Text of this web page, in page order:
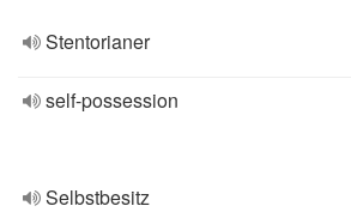
Stentorianer
self-possession
Selbstbesitz